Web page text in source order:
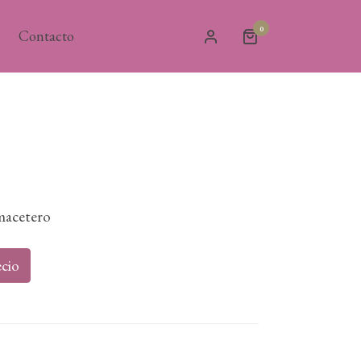
Contacto 0